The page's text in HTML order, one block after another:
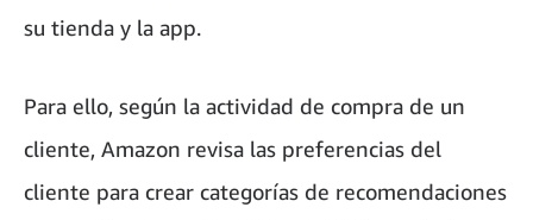
su tienda y la app.
Para ello, según la actividad de compra de un
cliente, Amazon revisa las preferencias del
cliente para crear categorías de recomendaciones